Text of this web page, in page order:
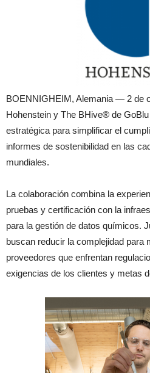
BOENNIGHEIM, Alemania — 2 de
Hohenstein y The BHive® de
estratégica para simplificar el
informes de sostenibilidad en las
mundiales.
La colaboración combina la
pruebas y certificación con la
para la gestión de datos químicos.
buscan reducir la complejidad para
proveedores que enfrentan
exigencias de los clientes y metas